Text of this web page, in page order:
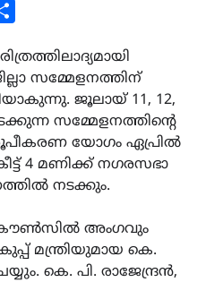
സമ്മേളനത്തിന്
ജൂലായ് 11, 12,
സമ്മേളനത്തിൻ്റെ
യോഗം ഏപ്രിൽ
4 മണിക്ക് നഗരസഭാ
നടക്കും.
അംഗവും
മന്ത്രിയുമായ കെ.
കെ. പി. രാജേന്ദ്രൻ,